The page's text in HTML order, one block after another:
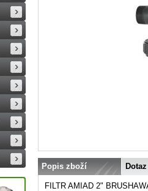
Popis zboží
FILTR AMIAD 2"